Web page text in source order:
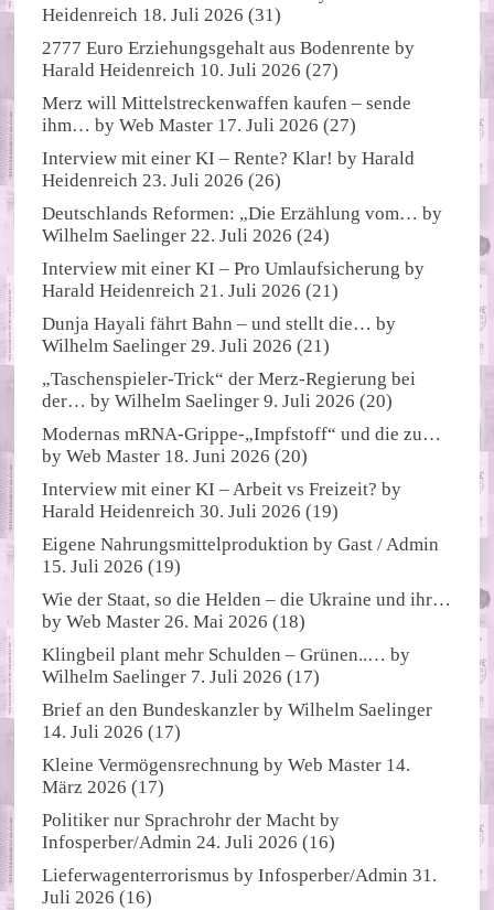
Heidenreich 18. Juli 2026 (31)
2777 Euro Erziehungsgehalt aus Bodenrente by
Harald Heidenreich 10. Juli 2026 (27)
Merz will Mittelstreckenwaffen kaufen – sende
ihm… byWeb Master 17. Juli 2026 (27)
Interview mit einer KI – Rente? Klar! byHarald
Heidenreich 23. Juli 2026 (26)
Deutschlands Reformen: „Die Erzählung vom… by
Wilhelm Saelinger 22. Juli 2026 (24)
Interview mit einer KI – Pro Umlaufsicherung by
Harald Heidenreich 21. Juli 2026 (21)
Dunja Hayali fährt Bahn – und stellt die… by
Wilhelm Saelinger 29. Juli 2026 (21)
„Taschenspieler-Trick“ der Merz-Regierung bei
der… byWilhelm Saelinger 9. Juli 2026 (20)
Modernas mRNA-Grippe-„Impfstoff“ und die zu…
byWeb Master 18. Juni 2026 (20)
Interview mit einer KI – Arbeit vs Freizeit? by
Harald Heidenreich 30. Juli 2026 (19)
Eigene Nahrungsmittelproduktion byGast / Admin
15. Juli 2026 (19)
Wie der Staat, so die Helden – die Ukraine und ihr…
byWeb Master 26. Mai 2026 (18)
Klingbeil plant mehr Schulden – Grünen..… by
Wilhelm Saelinger 7. Juli 2026 (17)
Brief an den Bundeskanzler byWilhelm Saelinger
14. Juli 2026 (17)
Kleine Vermögensrechnung byWeb Master 14.
März 2026 (17)
Politiker nur Sprachrohr der Macht by
Infosperber/Admin 24. Juli 2026 (16)
Lieferwagenterrorismus byInfosperber/Admin 31.
Juli 2026 (16)